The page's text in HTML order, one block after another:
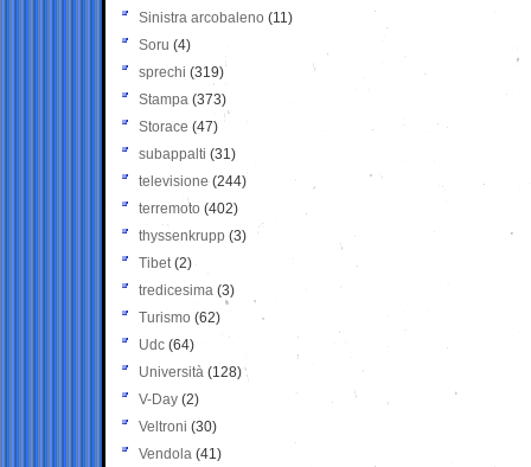
Sinistra arcobaleno (11)
Soru (4)
sprechi (319)
Stampa (373)
Storace (47)
subappalti (31)
televisione(244)
terremoto (402)
thyssenkrupp (3)
Tibet(2)
tredicesima (3)
Turismo (62)
Udc (64)
Università (128)
V-Day (2)
Veltroni (30)
Vendola (41)